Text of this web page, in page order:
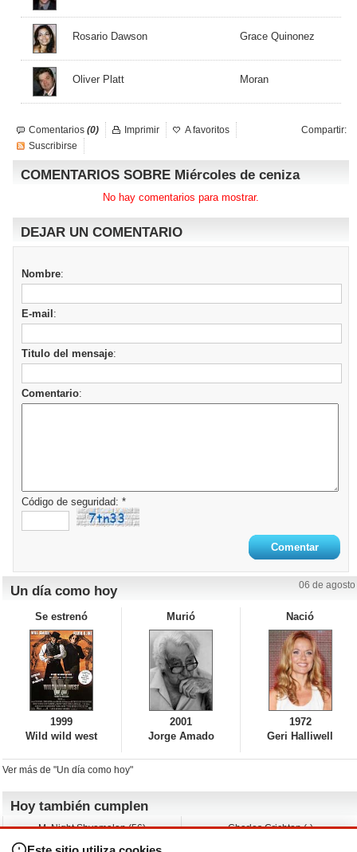
Rosario Dawson Grace Quinonez
Oliver Platt Moran
Comentarios (0) Compartir:
Imprimir
A favoritos
Suscribirse
COMENTARIOS SOBRE Miércoles de ceniza
No hay comentarios para mostrar.
DEJAR UN COMENTARIO
Nombre:
E-mail :
Titulo del mensaje:
Comentario:
Código de seguridad: *
Un día como hoy 06 de agosto
Se estrenó
1999
Wild wild west
Murió
2001
Jorge Amado
Nació
1972
Geri Halliwell
Ver más de "Un día como hoy"
Hoy también cumplen
M. Night Shyamalan (56)
Charles Crichton (-)